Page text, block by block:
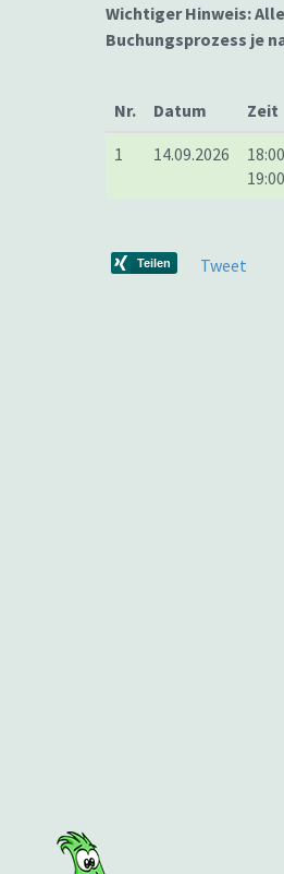
Wichtiger Hinweis:
Buchungsprozess je
Nr. Datum Zeit
1
14.09.2026
19:00
Tweet